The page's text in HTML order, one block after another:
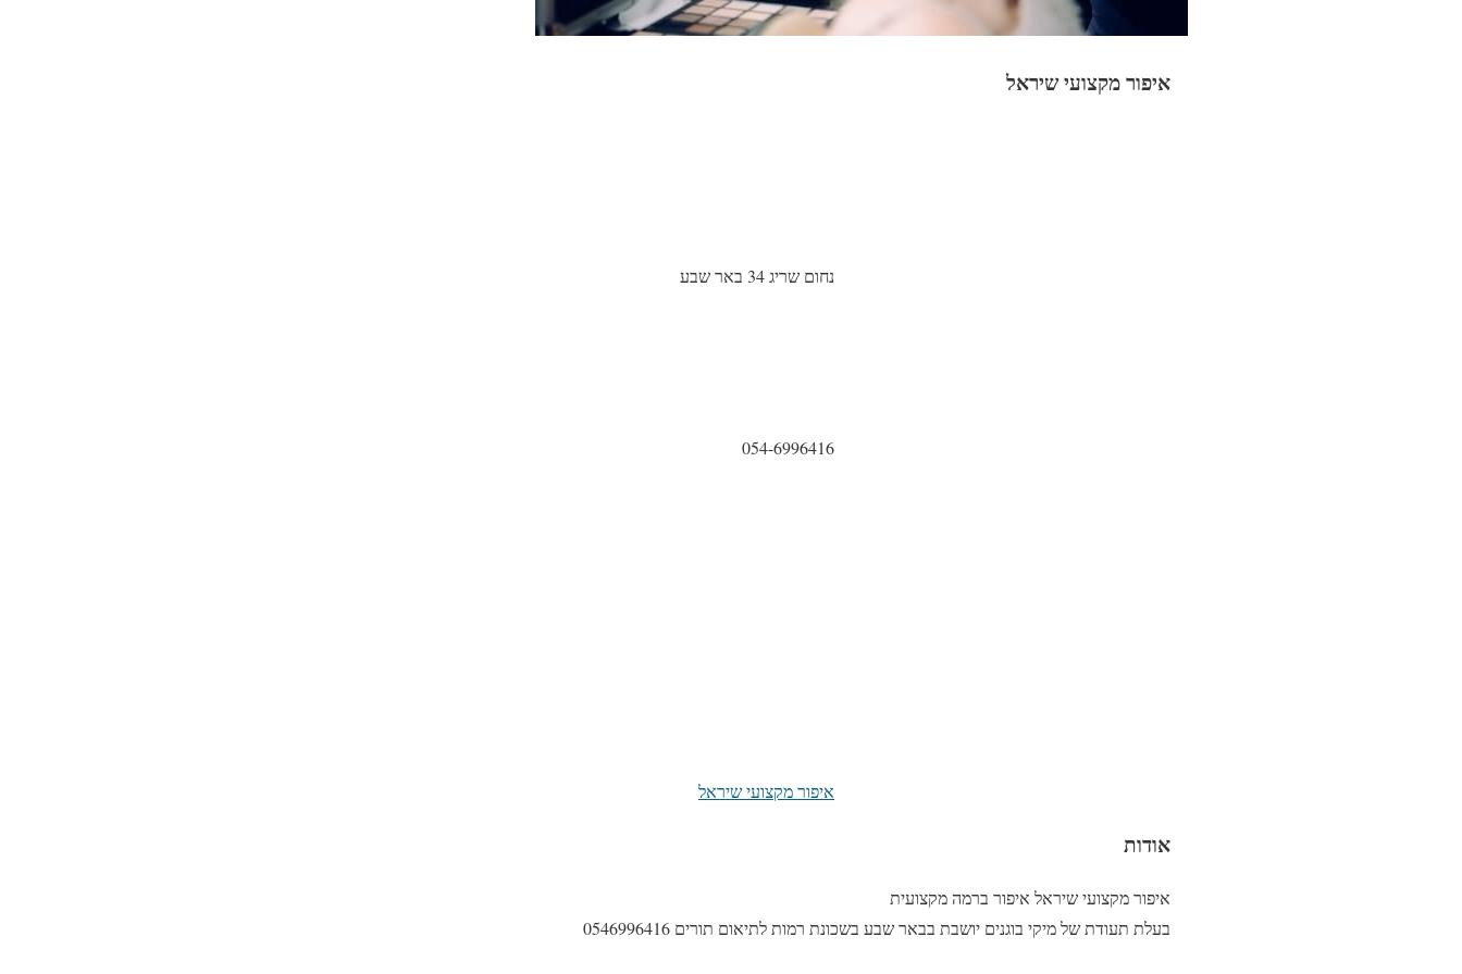
איפור מקצועי שיראל
נחום שריג 34 באר שבע
איפור מקצועי שיראל
אודות
איפור מקצועי שיראל איפור ברמה מקצועית
בעלת תעודת של מיקי בוגנים יושבת בבאר שבע בשכונת רמות לתיאום תורים 0546996416